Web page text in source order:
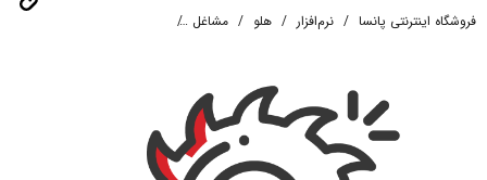
فروشگاه اینترنتی پانسا نرم‌افزار هلو مشاغل